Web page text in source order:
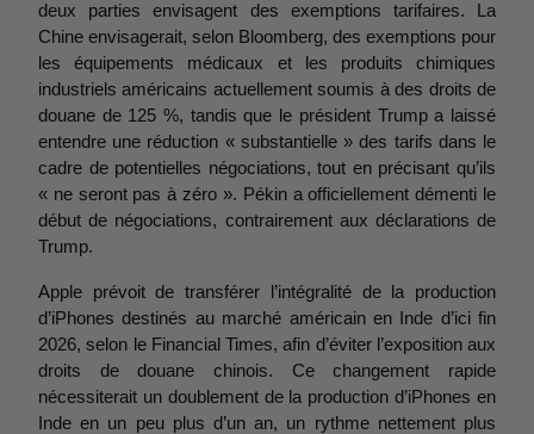
deux parties envisagent des exemptions tarifaires. La
Chine envisagerait, selon Bloomberg, des exemptions pour
les équipements médicaux et les produits chimiques
industriels américains actuellement soumis à des droits de
douane de 125 %, tandis que le président Trump a laissé
entendre une réduction « substantielle » des tarifs dans le
cadre de potentielles négociations, tout en précisant qu’ils
« ne seront pas à zéro ». Pékin a officiellement démenti le
début de négociations, contrairement aux déclarations de
Trump.
Apple prévoit de transférer l’intégralité de la production
d’iPhones destinés au marché américain en Inde d’ici fin
2026, selon le Financial Times, afin d’éviter l’exposition aux
droits de douane chinois. Ce changement rapide
nécessiterait un doublement de la production d’iPhones en
Inde en un peu plus d’un an, un rythme nettement plus